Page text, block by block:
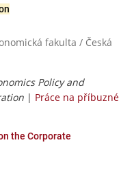
fakulta / Česká
Policy and
| Práce na příbuzné
the Corporate